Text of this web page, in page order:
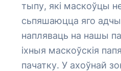
тыпу, які маскоўцы
сьпяшаюцца яго
напляваць на нашы
іхныя маскоўскія
пачатку. У ахоўнай